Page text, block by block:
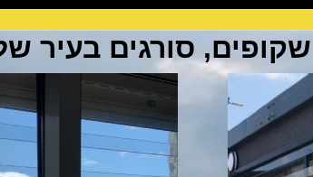
שקופים, סורגים בעיר